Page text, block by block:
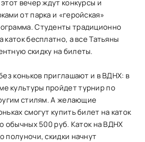
вечер ждут конкурсы и
от парка и «геройская»
Студенты традиционно
каток бесплатно, а все Татьяны
скидку на билеты.
коньков приглашают и в ВДНХ: в
культуры пройдет турнир по
стилям. А желающие
смогут купить билет на каток
обычных 500 руб. Каток на ВДНХ
полуночи, скидки начнут